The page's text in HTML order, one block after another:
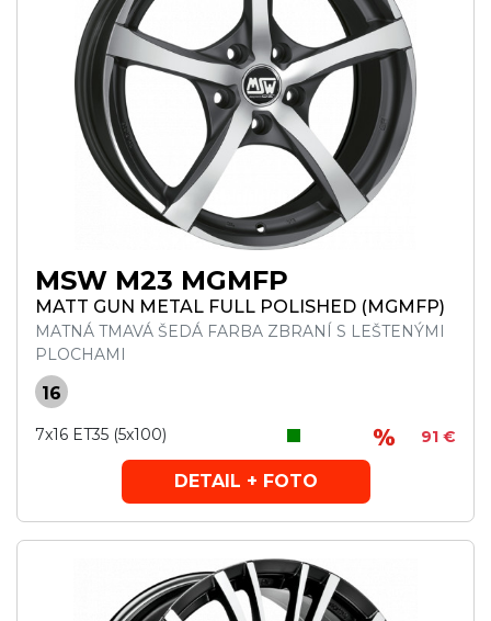
MSW M23 MGMFP
MATT GUN METAL FULL POLISHED (MGMFP)
MATNÁ TMAVÁ ŠEDÁ FARBA ZBRANÍ S LEŠTENÝMI
PLOCHAMI
16
7x16 ET35 (5x100) 91 €
DETAIL + FOTO